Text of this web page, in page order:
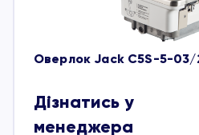
Оверлок Jack C5S-5-03/
Дізнатись у
менеджера